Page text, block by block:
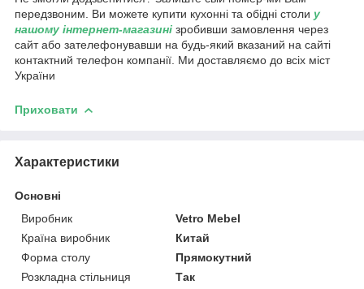
передзвоним. Ви можете купити кухонні та обідні столи у
нашому інтернет-магазині зробивши замовлення через
сайт або зателефонувавши на будь-який вказаний на сайті
контактний телефон компанії. Ми доставляємо до всіх міст
України
Приховати
Характеристики
Основні
Виробник
Vetro Mebel
Країна виробник
Китай
Форма столу
Прямокутний
Розкладна стільниця
Так